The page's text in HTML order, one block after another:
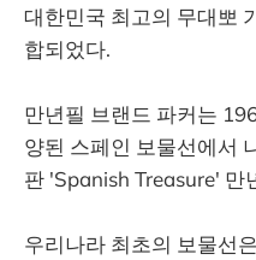
대한민국 최고의 무대뽀
합되었다.
만년필 브랜드 파커는
양된 스페인 보물선에서
판 'Spanish Treasure' 만
우리나라 최초의 보물선